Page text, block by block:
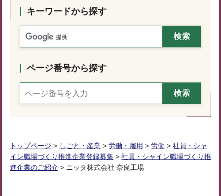
キーワードから探す
ページ番号から探す
トップページ > しごと・産業 > 労働・雇用 > 労働 > 社員・シャ
イン職場づくり推進企業登録募集 > 社員・シャイン職場づくり推
進企業のご紹介 > ニッタ株式会社 奈良工場